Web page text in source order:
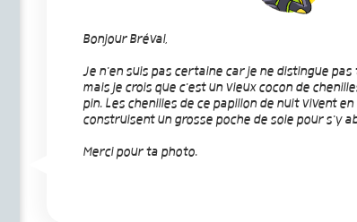
Bonjour Bréval,
Je n'en suis pas certaine car je ne distingue pas
mais je crois que c'est un vieux cocon de
pin. Les chenilles de ce papillon de nuit vivent
construisent un grosse poche de soie pour s'y
Merci pour ta photo.